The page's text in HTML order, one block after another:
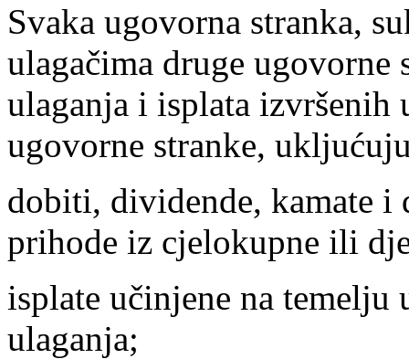
Svaka ugovorna stranka,
ulagačima druge
ulaganja i isplata
ugovorne stranke,
dobiti, dividende, kamate i
prihode iz cjelokupne ili
isplate učinjene na temelju
ulaganja;